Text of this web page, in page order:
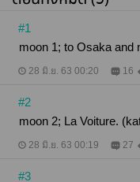
#1
moon 1; to
28 มิ.ย. 63 00:20 16
#2
moon 2; La
28 มิ.ย. 63 00:19 27
#3